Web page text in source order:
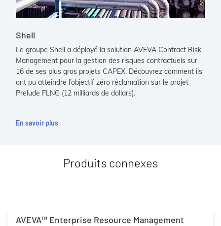
Shell
Le groupe Shell a déployé la solution AVEVA Contract Risk
Management pour la gestion des risques contractuels sur
16 de ses plus gros projets CAPEX. Découvrez comment ils
ont pu atteindre l’objectif zéro réclamation sur le projet
Prelude FLNG (12 milliards de dollars).
En savoir plus
Produits connexes
AVEVA™ Enterprise Resource Management